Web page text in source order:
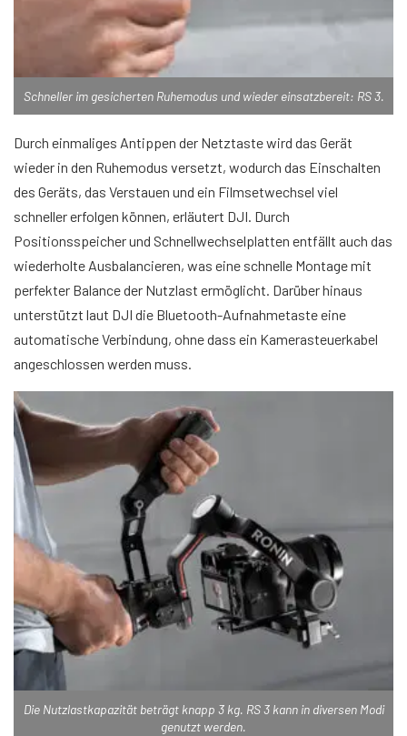
Schneller im gesicherten Ruhemodus und wieder einsatzbereit: RS 3.
Durch einmaliges Antippen der Netztaste wird das Gerät
wieder in den Ruhemodus versetzt, wodurch das Einschalten
des Geräts, das Verstauen und ein Filmsetwechsel viel
schneller erfolgen können, erläutert DJI. Durch
Positionsspeicher und Schnellwechselplatten entfällt auch das
wiederholte Ausbalancieren, was eine schnelle Montage mit
perfekter Balance der Nutzlast ermöglicht. Darüber hinaus
unterstützt laut DJI die Bluetooth-Aufnahmetaste eine
automatische Verbindung, ohne dass ein Kamerasteuerkabel
angeschlossen werden muss.
Die Nutzlastkapazität beträgt knapp 3 kg. RS 3 kann in diversen Modi
genutzt werden.